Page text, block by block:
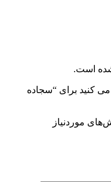
است.
می کنید برای “سجاده
موردنیاز